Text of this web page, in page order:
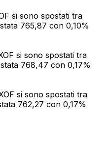
si sono spostati tra
765,87 con 0,10%
si sono spostati tra
768,47 con 0,17%
si sono spostati tra
762,27 con 0,17%